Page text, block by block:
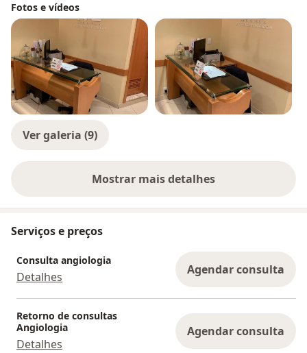
Fotos e vídeos
Ver galeria (9)
Mostrar mais detalhes
sobre a experiência
Serviços e preços
Consulta angiologia
Detalhes Agendar consulta
Retorno de consultas
Angiologia
Detalhes
Agendar consulta